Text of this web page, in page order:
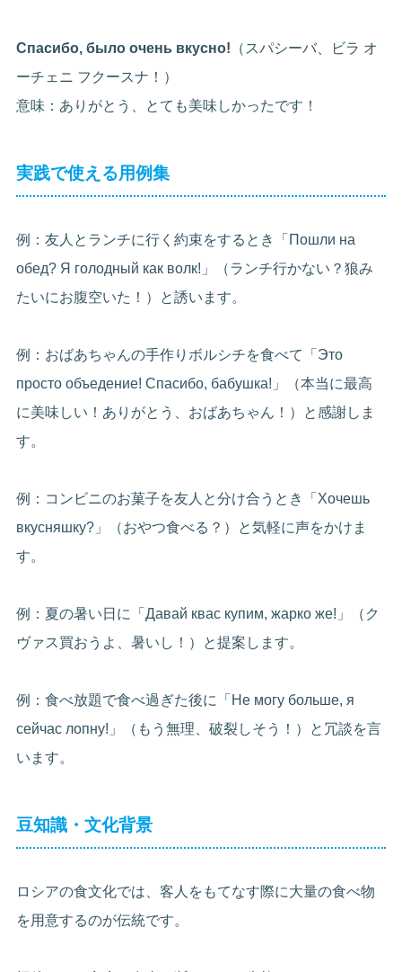
Спасибо, было очень вкусно! （スパシーバ、ビラ オ
ーチェニ フクースナ！）
意味：ありがとう、とても美味しかったです！
実践で使える用例集
例：友人とランチに行く約束をするとき「Пошли на
обед? Я голодный как волк!」（ランチ行かない？狼み
たいにお腹空いた！）と誘います。
例：おばあちゃんの手作りボルシチを食べて「Это
просто объедение! Спасибо, бабушка!」（本当に最高
に美味しい！ありがとう、おばあちゃん！）と感謝しま
す。
例：コンビニのお菓子を友人と分け合うとき「Хочешь
вкусняшку?」（おやつ食べる？）と気軽に声をかけま
す。
例：夏の暑い日に「Давай квас купим, жарко же!」（ク
ヴァス買おうよ、暑いし！）と提案します。
例：食べ放題で食べ過ぎた後に「Не могу больше, я
сейчас лопну!」（もう無理、破裂しそう！）と冗談を言
います。
豆知識・文化背景
ロシアの食文化では、客人をもてなす際に大量の食べ物
を用意するのが伝統です。